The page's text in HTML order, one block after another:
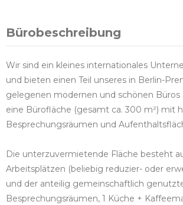
Bürobeschreibung
Wir sind ein kleines internationales
und bieten einen Teil unseres in Berlin-
gelegenen modernen und schönen
eine Bürofläche (gesamt ca. 300 m²) mit
Besprechungsräumen und
Die unterzuvermietende Fläche besteht
Arbeitsplätzen (beliebig reduzier- oder
und der anteilig gemeinschaftlich
Besprechungsräumen, 1 Küche +